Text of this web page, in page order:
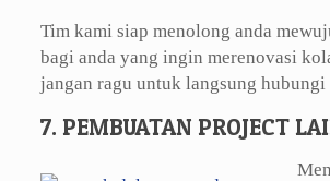
Tim kami siap menolong anda
bagi anda yang ingin merenovasi
jangan ragu untuk langsung hubungi
7. PEMBUATAN PROJECT